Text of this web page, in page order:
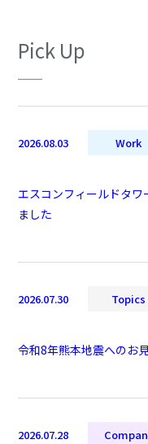
Pick Up
2026.08.03 Work
エスコンフィールドタ
ました
2026.07.30 Topics
令和8年熊本地震へのお
2026.07.28